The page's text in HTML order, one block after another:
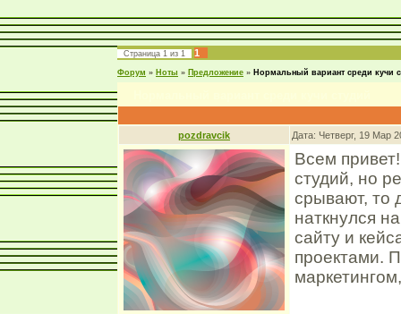
Страница 1 из 1 1
Форум » Ноты » Предложение » Нормальный вариант среди кучи
pozdravcik Дата: Четверг, 19 Мар
Всем
студий, но
срывают, то
наткнулся
сайту и
проектами.